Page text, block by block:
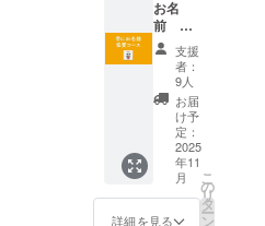
詳細・
ご予約
は、支
援者様
よりゲ
ストハ
ウス黒
島様へ
直接ご
連絡く
ださ
プログ
ラムの
料金に
充てる
ことが
できま
す。 ・
ご希望
の方に
は、パ
ンダ
ちゃん
との記
めたお
礼の
メッ
セージ
をお送
りいた
しま
す。 な
らびに
今後の
活動報
告のレ
ポート
お名
前 協
賛コー
ス】
「門前
のパン
ダちゃ
ん」今
回のク
ラウド
ファン
ディン
グでの
支援
者：
9人
お届
け予
定：
2025
年11
月
詳細を見る
こ
の
リ
タ
ー
ン